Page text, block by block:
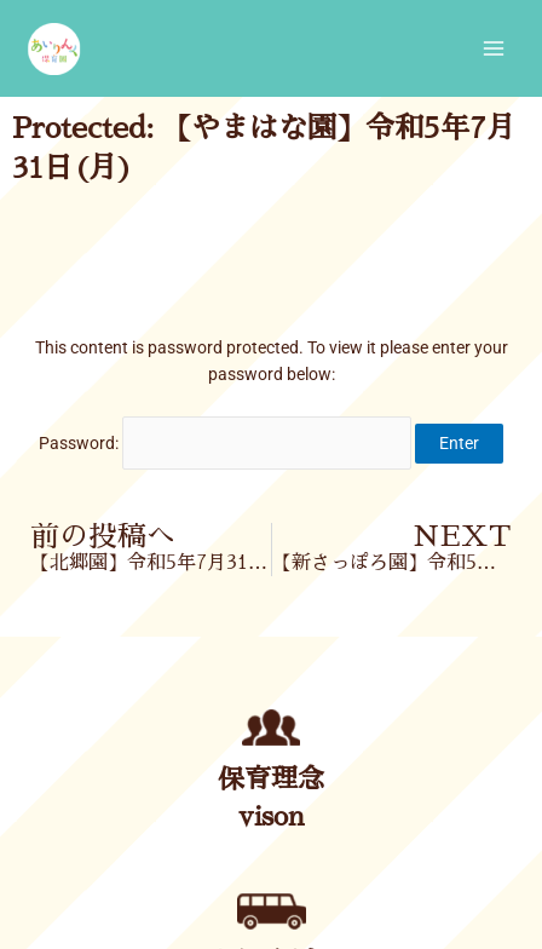
content
Protected: 【やまはな園】令和5年7月
31日(月)
This content is password protected. To view it please enter your
password below:
Password:
Prev
前の投稿へ
【北郷園】令和5年7月31日(月)
NEXT
【新さっぽろ園】令和5年7月31日(月)
保育理念
vison